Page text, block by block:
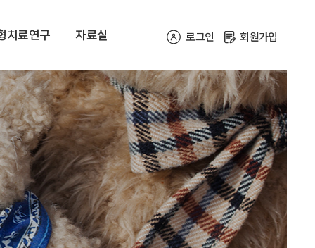
로그인 회원가입
치료연구 자료실